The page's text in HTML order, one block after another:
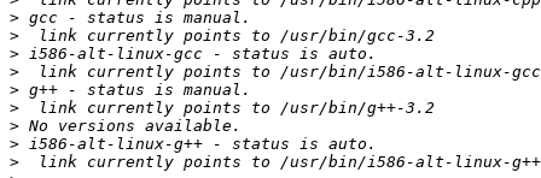
>
>
>
>
>
>
>
>
>